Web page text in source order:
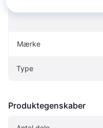
Mærke
Type
Produktegenskaber